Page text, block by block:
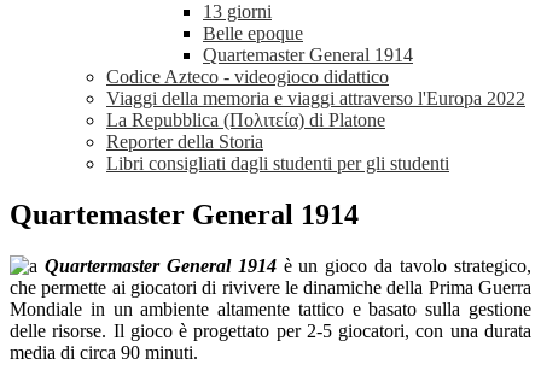
13 giorni
Belle epoque
Quartemaster General 1914
Codice Azteco - videogioco didattico
Viaggi della memoria e viaggi attraverso l'Europa 2022
La Repubblica (Πολιτεία) di Platone
Reporter della Storia
Libri consigliati dagli studenti per gli studenti
Quartemaster General 1914
Quartermaster General 1914è un gioco da tavolo strategico,
che permette ai giocatori di rivivere le dinamiche della Prima Guerra
Mondiale in un ambiente altamente tattico e basato sulla gestione
delle risorse. Il gioco è progettato per 2-5 giocatori, con una durata
media di circa 90 minuti.